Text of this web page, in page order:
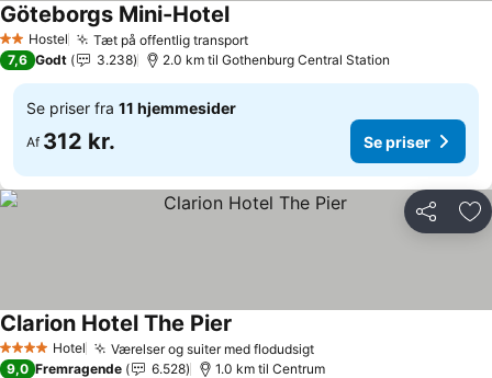
2 Stjerner
Hostel Tæt på offentlig transportSe priser
Göteborgs Mini-HotelSe priser
7,6 Godt 3.238 2.0 km til Gothenburg Central Station
Se priser fra 11 hjemmesider
Af 312 kr. Se priser
Del
4 StjernerHotel Værelser og suiter med flodudsigtSe priser
Clarion Hotel The Pier
9,0 Fremragende 6.528 1.0 km til Centrum